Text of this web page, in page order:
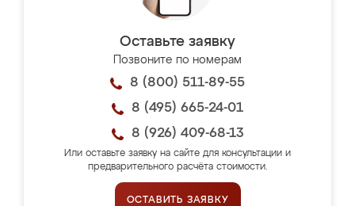
Оставьте заявку
Позвоните по номерам
8 (800) 511-89-55
8 (495) 665-24-01
8 (926) 409-68-13
Или оставьте заявку на сайте для консультации и
предварительного расчёта стоимости.
ОСТАВИТЬ ЗАЯВКУ